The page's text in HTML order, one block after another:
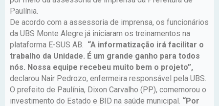
Paulínia.
De acordo com a assessoria de imprensa, os funcionários
da UBS Monte Alegre já iniciaram os treinamentos na
plataforma E-SUS AB. “A informatização irá facilitar o
trabalho da Unidade. É um grande ganho para todos
nós. Nossa equipe recebeu muito bem o projeto”,
declarou Nair Pedrozo, enfermeira responsável pela UBS.
O prefeito de Paulínia, Dixon Carvalho (PP), comemorou o
investimento do Estado e BID na saúde municipal. “Por